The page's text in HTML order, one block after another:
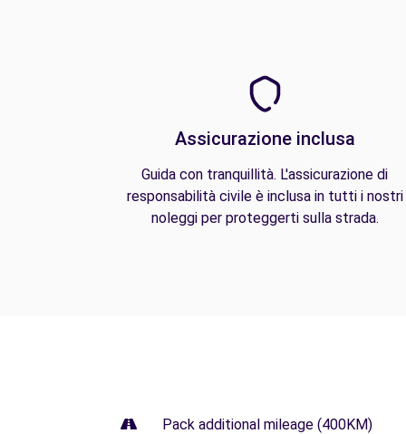
Assicurazione inclusa
Guida con tranquillità. L'assicurazione di
responsabilità civile è inclusa in tutti i nostri
noleggi per proteggerti sulla strada.
Pack additional mileage (400KM)